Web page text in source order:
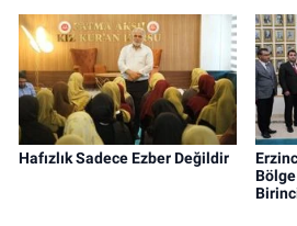
Hafızlık Sadece Ezber Değildir